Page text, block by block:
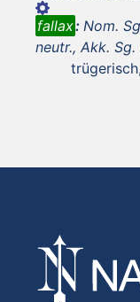
fallax: Nom.
neutr., Akk. Sg.